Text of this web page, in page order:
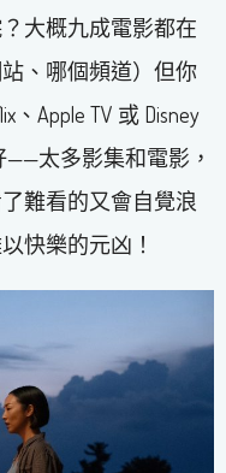
大概九成電影都在
、哪個頻道）但你
Apple TV 或 Disney
太多影集和電影，
難看的又會自覺浪
快樂的元凶！